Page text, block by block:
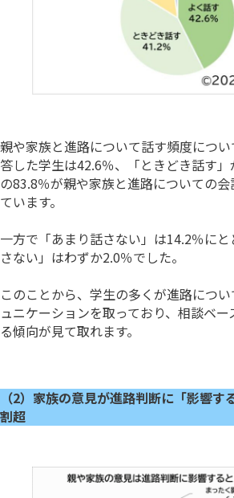
親や家族と進路について話す頻度につ
答した学生は42.6％、「ときどき話す
の83.8％が親や家族と進路についての
ています。
一方で「あまり話さない」は14.2％に
さない」はわずか2.0％でした。
このことから、学生の多くが進路につ
ュニケーションを取っており、相談ベ
る傾向が見て取れます。
（2）家族の意見が進路判断に「影響
割超